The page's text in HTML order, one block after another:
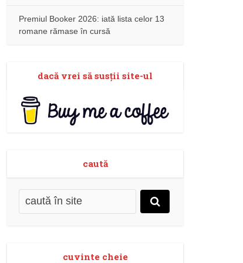
Premiul Booker 2026: iată lista celor 13
romane rămase în cursă
dacă vrei să susţii site-ul
caută
cuvinte cheie